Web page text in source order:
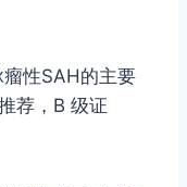
性SAH的主要
荐，B 级证